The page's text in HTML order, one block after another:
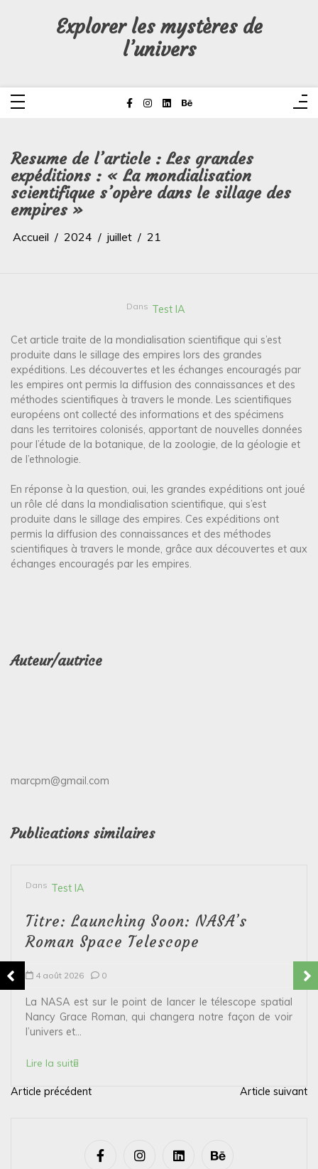
Explorer les mystères de
l’univers
Resume de l’article : Les grandes
expéditions : « La mondialisation
scientifique s’opère dans le sillage des
empires »
Accueil 2024 juillet 21
Dans Test IA
Cet article traite de la mondialisation scientifique qui s’est
produite dans le sillage des empires lors des grandes
expéditions. Les découvertes et les échanges encouragés par
les empires ont permis la diffusion des connaissances et des
méthodes scientifiques à travers le monde. Les scientifiques
européens ont collecté des informations et des spécimens
dans les territoires colonisés, apportant de nouvelles données
pour l’étude de la botanique, de la zoologie, de la géologie et
de l’ethnologie.
En réponse à la question, oui, les grandes expéditions ont joué
un rôle clé dans la mondialisation scientifique, qui s’est
produite dans le sillage des empires. Ces expéditions ont
permis la diffusion des connaissances et des méthodes
scientifiques à travers le monde, grâce aux découvertes et aux
échanges encouragés par les empires.
Auteur/autrice
marcpm@gmail.com
Publications similaires
Dans Test IA
Titre: Launching Soon: NASA’s
Roman Space Telescope
4 août 2026 0
La NASA est sur le point de lancer le télescope spatial
Nancy Grace Roman, qui changera notre façon de voir
l’univers et...
Lire la suite
N
Article précédent Article suivant